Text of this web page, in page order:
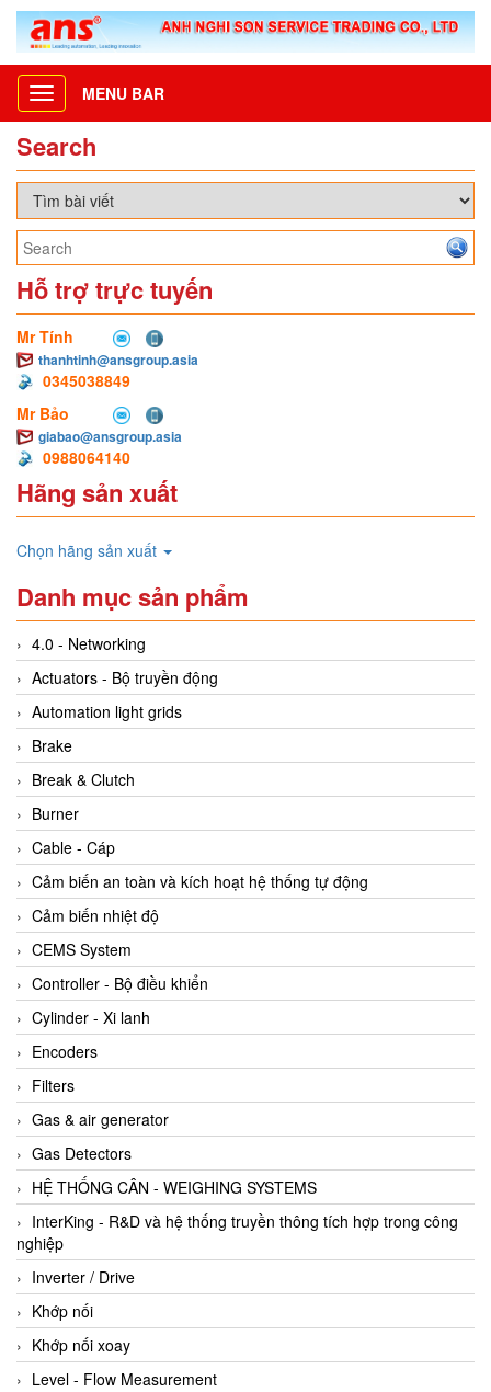
Toggle
navigation
MENU BAR
Search
Hỗ trợ trực tuyến
Mr Tính
thanhtinh@ansgroup.asia
0345038849
Mr Bảo
giabao@ansgroup.asia
0988064140
Hãng sản xuất
Chọn hãng sản xuất
Danh mục sản phẩm
4.0 - Networking
Actuators - Bộ truyền động
Automation light grids
Brake
Break & Clutch
Burner
Cable - Cáp
Cảm biến an toàn và kích hoạt hệ thống tự động
Cảm biến nhiệt độ
CEMS System
Controller - Bộ điều khiển
Cylinder - Xi lanh
Encoders
Filters
Gas & air generator
Gas Detectors
HỆ THỐNG CÂN - WEIGHING SYSTEMS
InterKing - R&D và hệ thống truyền thông tích hợp trong công
nghiệp
Inverter / Drive
Khớp nối
Khớp nối xoay
Level - Flow Measurement